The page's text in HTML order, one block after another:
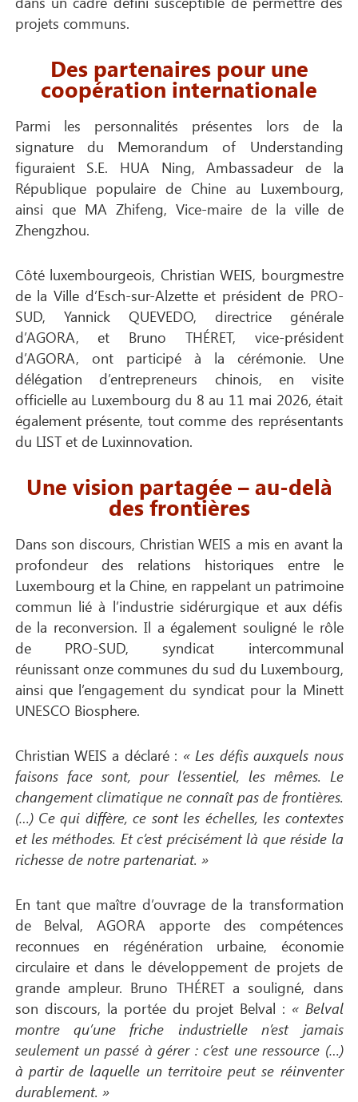
projets communs.
Des partenaires pour une
coopération internationale
Parmi les personnalités présentes lors de la
signature du Memorandum of Understanding
figuraient S.E. HUA Ning, Ambassadeur de la
République populaire de Chine au Luxembourg,
ainsi que MA Zhifeng, Vice-maire de la ville de
Zhengzhou.
Côté luxembourgeois, Christian WEIS, bourgmestre
de la Ville d’Esch-sur-Alzette et président de PRO-
SUD, Yannick QUEVEDO, directrice générale
d’AGORA, et Bruno THÉRET, vice-président
d’AGORA, ont participé à la cérémonie. Une
délégation d’entrepreneurs chinois, en visite
officielle au Luxembourg du 8 au 11 mai 2026, était
également présente, tout comme des représentants
du LIST et de Luxinnovation.
Une vision partagée – au-delà
des frontières
Dans son discours, Christian WEIS a mis en avant la
profondeur des relations historiques entre le
Luxembourg et la Chine, en rappelant un patrimoine
commun lié à l’industrie sidérurgique et aux défis
de la reconversion. Il a également souligné le rôle
de PRO-SUD, syndicat intercommunal
réunissant onze communes du sud du Luxembourg,
ainsi que l’engagement du syndicat pour la Minett
UNESCO Biosphere.
Christian WEIS a déclaré : « Les défis auxquels nous
faisons face sont, pour l’essentiel, les mêmes. Le
changement climatique ne connaît pas de frontières.
(…) Ce qui diffère, ce sont les échelles, les contextes
et les méthodes. Et c’est précisément là que réside la
richesse de notre partenariat. »
En tant que maître d’ouvrage de la transformation
de Belval, AGORA apporte des compétences
reconnues en régénération urbaine, économie
circulaire et dans le développement de projets de
grande ampleur. Bruno THÉRET a souligné, dans
son discours, la portée du projet Belval : « Belval
montre qu’une friche industrielle n’est jamais
seulement un passé à gérer : c’est une ressource (…)
à partir de laquelle un territoire peut se réinventer
durablement. »